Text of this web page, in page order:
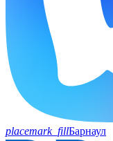
placemark_fillБарнаул